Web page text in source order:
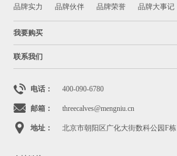
品牌实力 品牌伙伴 品牌荣誉 品牌大事记
我要购买
联系我们
电话： 400-090-6780
邮箱： threecalves@mengniu.cn
地址： 北京市朝阳区广化大街数科公园F栋